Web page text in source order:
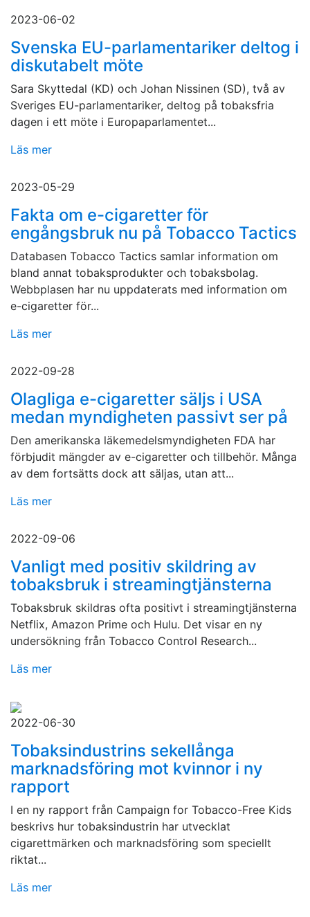
2023-06-02
Svenska EU-parlamentariker deltog i
diskutabelt möte
Sara Skyttedal (KD) och Johan Nissinen (SD), två av
Sveriges EU-parlamentariker, deltog på tobaksfria
dagen i ett möte i Europaparlamentet...
Läs mer
2023-05-29
Fakta om e-cigaretter för
engångsbruk nu på Tobacco Tactics
Databasen Tobacco Tactics samlar information om
bland annat tobaksprodukter och tobaksbolag.
Webbplasen har nu uppdaterats med information om
e-cigaretter för...
Läs mer
2022-09-28
Olagliga e-cigaretter säljs i USA
medan myndigheten passivt ser på
Den amerikanska läkemedelsmyndigheten FDA har
förbjudit mängder av e-cigaretter och tillbehör. Många
av dem fortsätts dock att säljas, utan att...
Läs mer
2022-09-06
Vanligt med positiv skildring av
tobaksbruk i streamingtjänsterna
Tobaksbruk skildras ofta positivt i streamingtjänsterna
Netflix, Amazon Prime och Hulu. Det visar en ny
undersökning från Tobacco Control Research...
Läs mer
2022-06-30
Tobaksindustrins sekellånga
marknadsföring mot kvinnor i ny
rapport
I en ny rapport från Campaign for Tobacco-Free Kids
beskrivs hur tobaksindustrin har utvecklat
cigarettmärken och marknadsföring som speciellt
riktat...
Läs mer